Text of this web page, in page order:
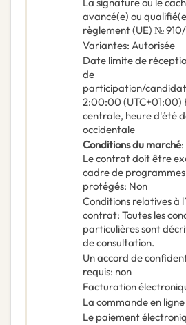
avancé(e) ou
règlement (UE) №
Variantes: Autorisée
Date limite de
de
participation/
2:00:00 (UTC+01:00)
centrale, heure d'été
occidentale
Conditions du marché:
Le contrat doit être
cadre de programmes
protégés: Non
Conditions relatives à
contrat: Toutes les
particulières sont
de consultation.
Un accord de
requis: non
Facturation
La commande en
Le paiement